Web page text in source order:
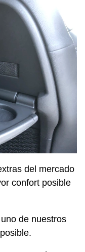
del mercado
confort posible
de nuestros